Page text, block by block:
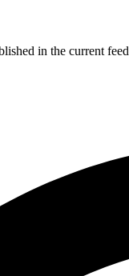
in the current feed